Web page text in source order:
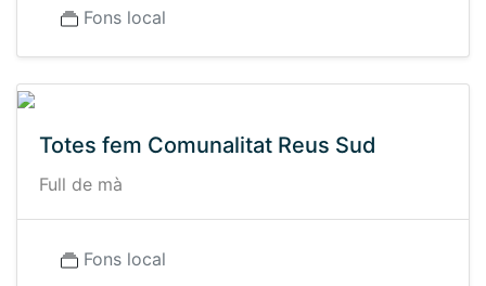
Fons local
Totes fem Comunalitat Reus Sud
Full de mà
Fons local